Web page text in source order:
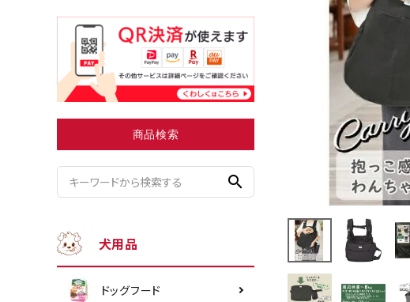
またたび・元気草
小型犬にオススメ ダイエット中にオスス
商品検索
search
犬用品
ドッグフード